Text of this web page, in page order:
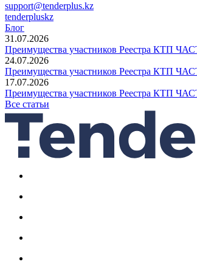
support@tenderplus.kz
tenderpluskz
Блог
31.07.2026
Преимущества участников Реестра КТП
24.07.2026
Преимущества участников Реестра КТП
17.07.2026
Преимущества участников Реестра КТП
Все статьи